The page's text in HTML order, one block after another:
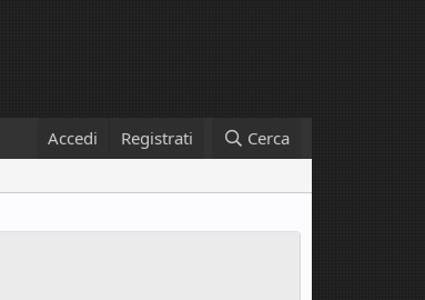
Accedi Registrati Cerca